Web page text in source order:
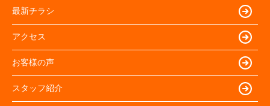
最新チラシ
アクセス
お客様の声
スタッフ紹介